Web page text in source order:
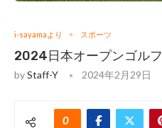
i-sayamaより スポーツ
2024日本オープンゴル
byStaff-Y 2024年2月29日
0